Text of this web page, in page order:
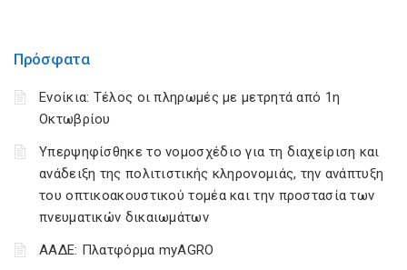
Πρόσφατα
Ενοίκια: Τέλος οι πληρωμές με μετρητά από 1η
Οκτωβρίου
Υπερψηφίσθηκε το νομοσχέδιο για τη διαχείριση και
ανάδειξη της πολιτιστικής κληρονομιάς, την ανάπτυξη
του οπτικοακουστικού τομέα και την προστασία των
πνευματικών δικαιωμάτων
ΑΑΔΕ: Πλατφόρμα myAGRO